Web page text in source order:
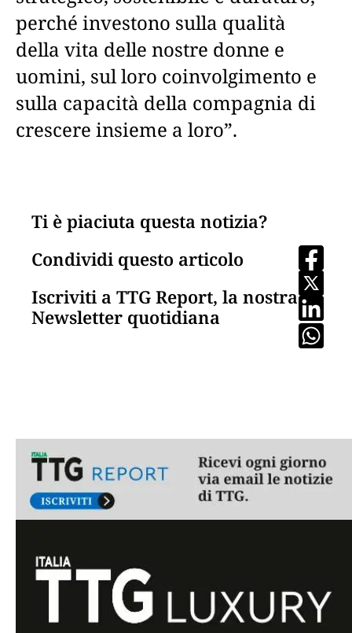
perché investono sulla qualità
della vita delle nostre donne e
uomini, sul loro coinvolgimento e
sulla capacità della compagnia di
crescere insieme a loro”.
Ti è piaciuta questa notizia?
Condividi questo articolo
Iscriviti a TTG Report, la nostra
Newsletter quotidiana